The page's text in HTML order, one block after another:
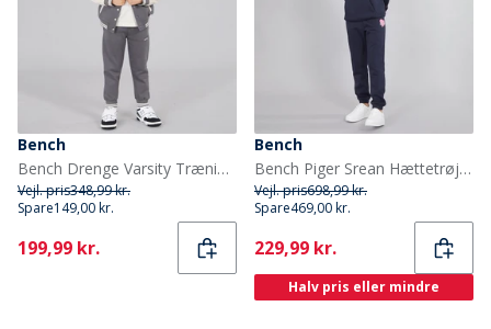
Bench
Bench Drenge Varsity Træningstøj Grå
Vejl. pris348,99 kr.
Spare149,00 kr.
Current
199,99 kr.
Bench
Bench Piger Srean Hættetrøje Og Joggingbukser Træningsdragt Navy
Vejl. pris698,99 kr.
Spare469,00 kr.
Current
229,99 kr.
Halv pris eller mindre